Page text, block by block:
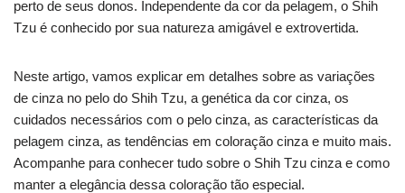
perto de seus donos. Independente da cor da pelagem, o Shih
Tzu é conhecido por sua natureza amigável e extrovertida.
Neste artigo, vamos explicar em detalhes sobre as variações
de cinza no pelo do Shih Tzu, a genética da cor cinza, os
cuidados necessários com o pelo cinza, as características da
pelagem cinza, as tendências em coloração cinza e muito mais.
Acompanhe para conhecer tudo sobre o Shih Tzu cinza e como
manter a elegância dessa coloração tão especial.